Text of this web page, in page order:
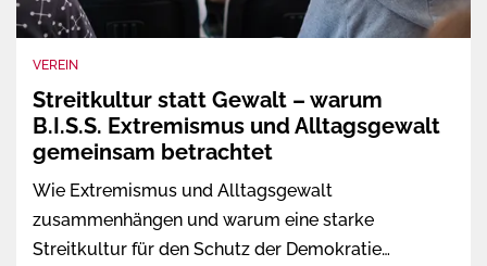
VEREIN
Streitkultur statt Gewalt – warum
B.I.S.S. Extremismus und Alltagsgewalt
gemeinsam betrachtet
Wie Extremismus und Alltagsgewalt
zusammenhängen und warum eine starke
Streitkultur für den Schutz der Demokratie